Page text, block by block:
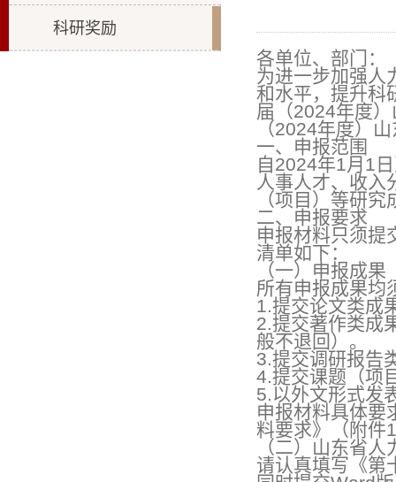
科研奖励
各单位、部门：
为进一步加强人
和水平，提升科
届（2024年度
（2024年度）
一、申报范围
自2024年1月1
人事人才、收入
（项目）等研
二、申报要求
申报材料只须提
清单如下：
（一）申报成果
所有申报成果均
1.提交论文类成
2.提交著作类成
般不退回）。
3.提交调研报告
4.提交课题（项
5.以外文形式发
申报材料具体要
料要求》（附件
（二）山东省
请认真填写《第